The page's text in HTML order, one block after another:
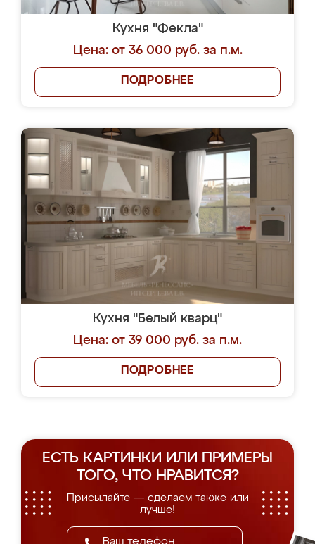
Кухня "Фекла"
Цена: от 36 000 руб. за п.м.
ПОДРОБНЕЕ
Кухня "Белый кварц"
Цена: от 39 000 руб. за п.м.
ПОДРОБНЕЕ
ЕСТЬ КАРТИНКИ ИЛИ ПРИМЕРЫ
ТОГО, ЧТО НРАВИТСЯ?
Присылайте — сделаем также или
лучше!